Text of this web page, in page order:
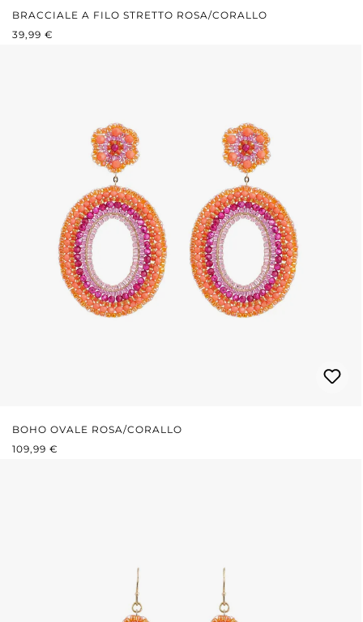
BRACCIALE A FILO STRETTO ROSA/CORALLO
PREZZO NORMALE:
39,99 €
BOHO OVALE ROSA/CORALLO
PREZZO NORMALE:
109,99 €